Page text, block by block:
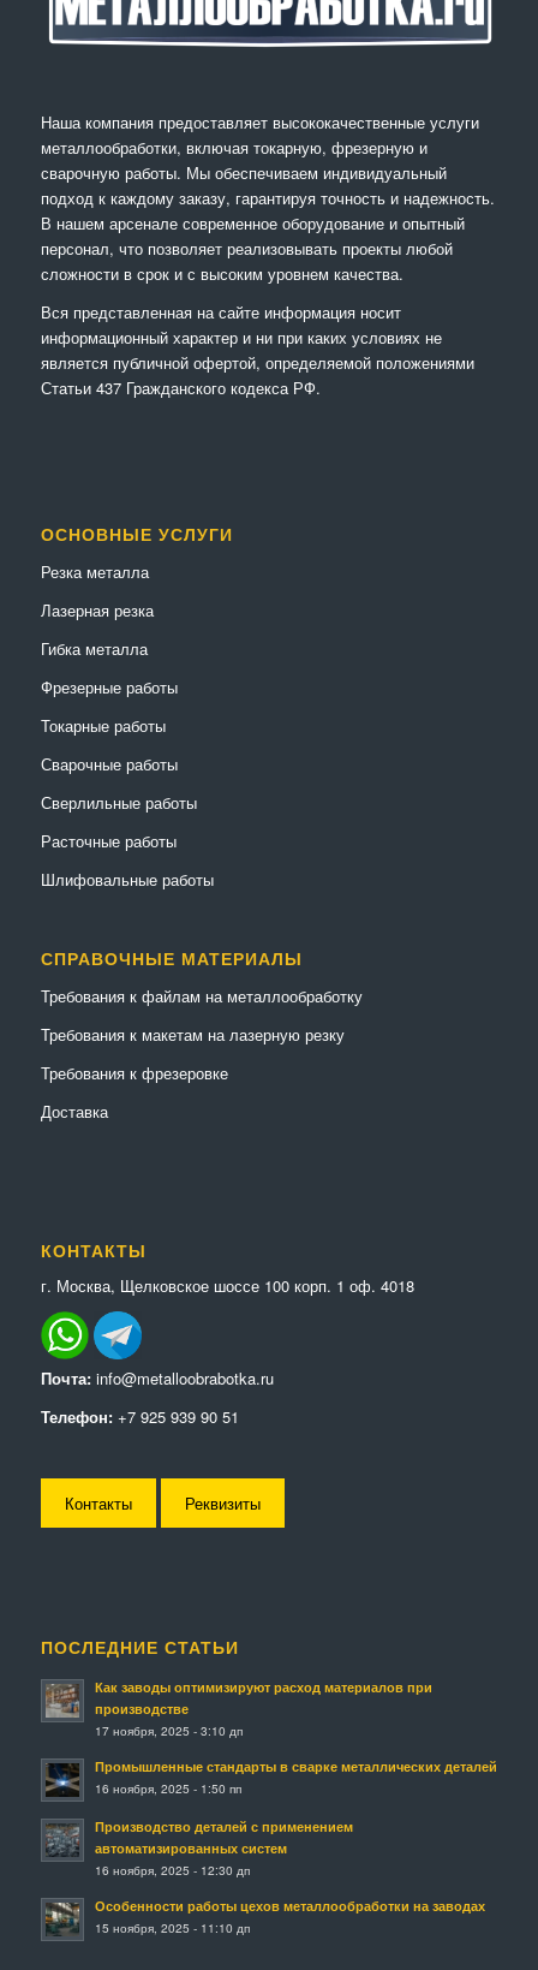
Наша компания предоставляет высококачественные услуги
металлообработки, включая токарную, фрезерную и
сварочную работы. Мы обеспечиваем индивидуальный
подход к каждому заказу, гарантируя точность и надежность.
В нашем арсенале современное оборудование и опытный
персонал, что позволяет реализовывать проекты любой
сложности в срок и с высоким уровнем качества.
Вся представленная на сайте информация носит
информационный характер и ни при каких условиях не
является публичной офертой, определяемой положениями
Статьи 437 Гражданского кодекса РФ.
ОСНОВНЫЕ УСЛУГИ
Резка металла
Лазерная резка
Гибка металла
Фрезерные работы
Токарные работы
Сварочные работы
Сверлильные работы
Расточные работы
Шлифовальные работы
СПРАВОЧНЫЕ МАТЕРИАЛЫ
Требования к файлам на металлообработку
Требования к макетам на лазерную резку
Требования к фрезеровке
Доставка
КОНТАКТЫ
г. Москва, Щелковское шоссе 100 корп. 1 оф. 4018
Почта: info@metalloobrabotka.ru
Телефон: +7 925 939 90 51
Контакты Реквизиты
ПОСЛЕДНИЕ СТАТЬИ
Как заводы оптимизируют расход материалов при
производстве
17 ноября, 2025 - 3:10 дп
Промышленные стандарты в сварке металлических деталей
16 ноября, 2025 - 1:50 пп
Производство деталей с применением
автоматизированных систем
16 ноября, 2025 - 12:30 дп
Особенности работы цехов металлообработки на заводах
15 ноября, 2025 - 11:10 дп